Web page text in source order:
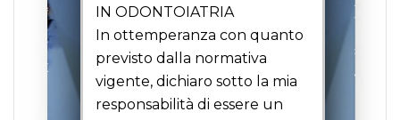
IN ODONTOIATRIA
In ottemperanza con quanto
previsto dalla normativa
vigente, dichiaro sotto la mia
responsabilità di essere un